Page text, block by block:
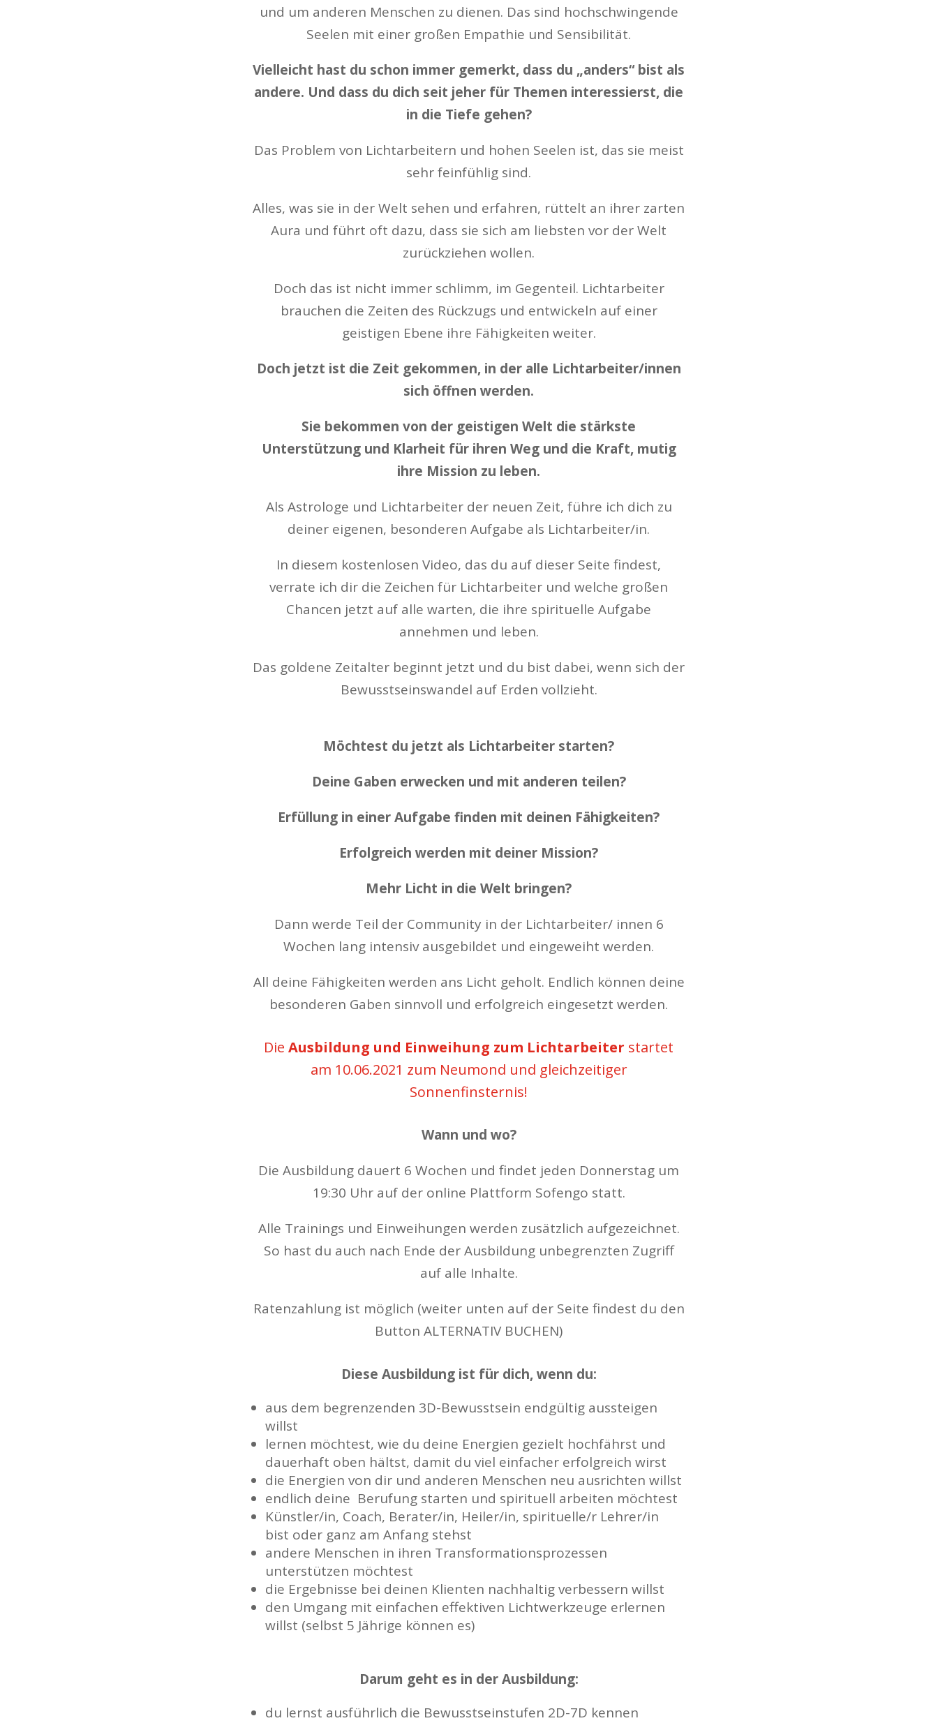
und um anderen Menschen zu dienen. Das sind hochschwingende
Seelen mit einer großen Empathie und Sensibilität.
Vielleicht hast du schon immer gemerkt, dass du „anders“ bist als
andere. Und dass du dich seit jeher für Themen interessierst, die
in die Tiefe gehen?
Das Problem von Lichtarbeitern und hohen Seelen ist, das sie meist
sehr feinfühlig sind.
Alles, was sie in der Welt sehen und erfahren, rüttelt an ihrer zarten
Aura und führt oft dazu, dass sie sich am liebsten vor der Welt
zurückziehen wollen.
Doch das ist nicht immer schlimm, im Gegenteil. Lichtarbeiter
brauchen die Zeiten des Rückzugs und entwickeln auf einer
geistigen Ebene ihre Fähigkeiten weiter.
Doch jetzt ist die Zeit gekommen, in der alle Lichtarbeiter/innen
sich öffnen werden.
Sie bekommen von der geistigen Welt die stärkste
Unterstützung und Klarheit für ihren Weg und die Kraft, mutig
ihre Mission zu leben.
Als Astrologe und Lichtarbeiter der neuen Zeit, führe ich dich zu
deiner eigenen, besonderen Aufgabe als Lichtarbeiter/in.
In diesem kostenlosen Video, das du auf dieser Seite findest,
verrate ich dir die Zeichen für Lichtarbeiter und welche großen
Chancen jetzt auf alle warten, die ihre spirituelle Aufgabe
annehmen und leben.
Das goldene Zeitalter beginnt jetzt und du bist dabei, wenn sich der
Bewusstseinswandel auf Erden vollzieht.
Möchtest du jetzt als Lichtarbeiter starten?
Deine Gaben erwecken und mit anderen teilen?
Erfüllung in einer Aufgabe finden mit deinen Fähigkeiten?
Erfolgreich werden mit deiner Mission?
Mehr Licht in die Welt bringen?
Dann werde Teil der Community in der Lichtarbeiter/ innen 6
Wochen lang intensiv ausgebildet und eingeweiht werden.
All deine Fähigkeiten werden ans Licht geholt. Endlich können deine
besonderen Gaben sinnvoll und erfolgreich eingesetzt werden.
DieAusbildung und Einweihung zum Lichtarbeiter startet
am 10.06.2021 zum Neumond und gleichzeitiger
Sonnenfinsternis!
Wann und wo?
Die Ausbildung dauert 6 Wochen und findet jeden Donnerstag um
19:30 Uhr auf der online Plattform Sofengo statt.
Alle Trainings und Einweihungen werden zusätzlich aufgezeichnet.
So hast du auch nach Ende der Ausbildung unbegrenzten Zugriff
auf alle Inhalte.
Ratenzahlung ist möglich (weiter unten auf der Seite findest du den
Button ALTERNATIV BUCHEN)
Diese Ausbildung ist für dich, wenn du:
aus dem begrenzenden 3D-Bewusstsein endgültig aussteigen
willst
lernen möchtest, wie du deine Energien gezielt hochfährst und
dauerhaft oben hältst, damit du viel einfacher erfolgreich wirst
die Energien von dir und anderen Menschen neu ausrichten willst
endlich deine Berufung starten und spirituell arbeiten möchtest
Künstler/in, Coach, Berater/in, Heiler/in, spirituelle/r Lehrer/in
bist oder ganz am Anfang stehst
andere Menschen in ihren Transformationsprozessen
unterstützen möchtest
die Ergebnisse bei deinen Klienten nachhaltig verbessern willst
den Umgang mit einfachen effektiven Lichtwerkzeuge erlernen
willst (selbst 5 Jährige können es)
Darum geht es in der Ausbildung:
du lernst ausführlich die Bewusstseinstufen 2D-7D kennen